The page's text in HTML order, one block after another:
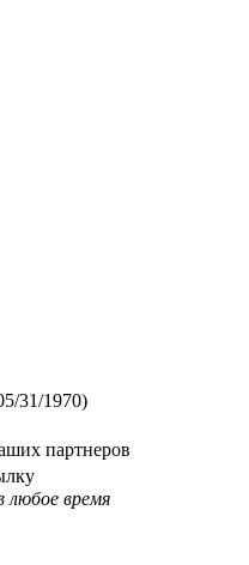
31/1970)
партнеров
время